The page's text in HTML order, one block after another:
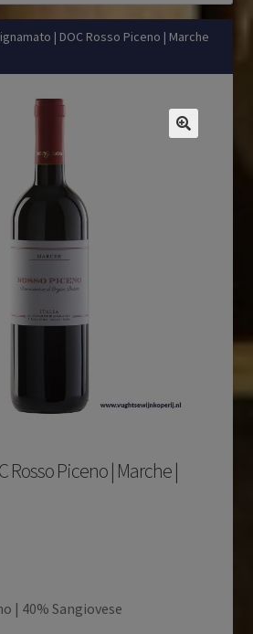
| DOC Rosso Piceno | Marche
Rosso Piceno | Marche |
| 40% Sangiovese